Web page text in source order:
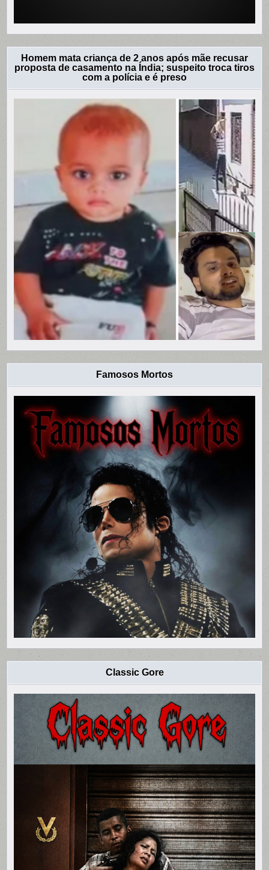
Homem mata criança de 2 anos após mãe recusar
proposta de casamento na Índia; suspeito troca tiros
com a polícia e é preso
Famosos Mortos
Classic Gore